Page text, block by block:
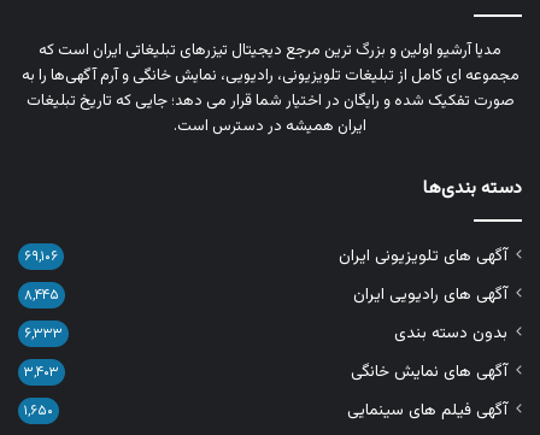
مدیا آرشیو اولین و بزرگ‌ ترین مرجع دیجیتال تیزرهای تبلیغاتی ایران است که
مجموعه‌ ای کامل از تبلیغات تلویزیونی، رادیویی، نمایش خانگی و آرم‌ آگهی‌ها را به‌
صورت تفکیک‌ شده و رایگان در اختیار شما قرار می‌ دهد؛ جایی که تاریخ تبلیغات
ایران همیشه در دسترس است.
دسته بندی‌ها
آگهی های تلویزیونی ایران ۶۹,۱۰۶
آگهی های رادیویی ایران ۸,۴۴۵
بدون دسته بندی ۶,۳۳۳
آگهی های نمایش خانگی ۳,۴۰۳
آگهی فیلم های سینمایی ۱,۶۵۰